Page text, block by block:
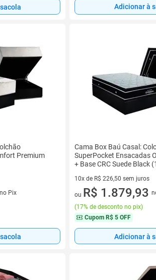
Adicionar à
Premium
no Pix
Cama Box Baú Casal:
SuperPocket Ensacadas
+ Base CRC Suede Black
10x de R$ 226,50 sem juros
10 vez de R$ 226,50 sem juros
ou R$ 1.879,93
(17% de desconto no pix)
Cupom R$ 5 OFF
Adicionar à